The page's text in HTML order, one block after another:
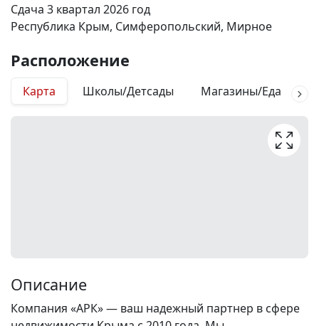
Сдача 3 квартал 2026 год
Республика Крым, Симферопольский, Мирное
Расположение
Карта Школы/Детсады Магазины/Еда
Описание
Компания «АРК» — ваш надежный партнер в сфере